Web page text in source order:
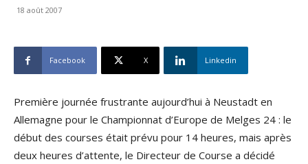
18 août 2007
Facebook X Linkedin
Première journée frustrante aujourd’hui à Neustadt en
Allemagne pour le Championnat d’Europe de Melges 24 : le
début des courses était prévu pour 14 heures, mais après
deux heures d’attente, le Directeur de Course a décidé